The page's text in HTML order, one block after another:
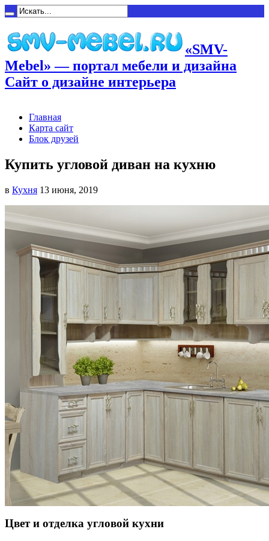
«SMV-
Mebel» — портал мебели и дизайна
Сайт о дизайне интерьера
Главная
Карта сайт
Блок друзей
Купить угловой диван на кухню
в Кухня 13 июня, 2019
Цвет и отделка угловой кухни